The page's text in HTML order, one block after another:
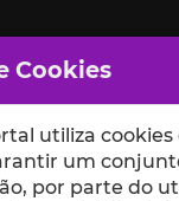
Cookies
utiliza
um
por parte do